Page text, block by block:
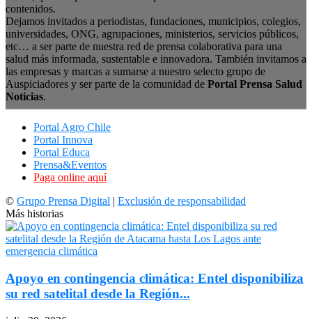
contenidos.
Dejamos invitados a periodistas, fundaciones, municipios, colegios,
universidades, ONG, agrupaciones, ministerios, servicios públicos,
etc… a ser parte de nuestra red de prensa colaborativa para una
salud más informada, sustentable e innovadora. También invitamos a
las empresas y marcas a sumarse a nuestro selecto grupo de
Auspiciadores y ser parte de la comunidad de Portal Prensa Salud
Noticias.
Portal Agro Chile
Portal Innova
Portal Educa
Prensa&Eventos
Paga online aquí
© Grupo Prensa Digital | Exclusión de responsabilidad
Más historias
Apoyo en contingencia climática: Entel disponibiliza
su red satelital desde la Región...